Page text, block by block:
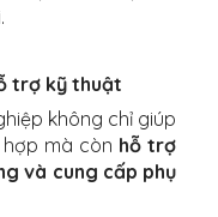
trợ kỹ thuật
không chỉ giúp
mà còn hỗ trợ
và cung cấp phụ